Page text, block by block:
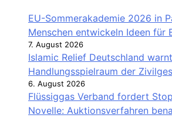
EU-Sommerakademie 2026 in
Menschen entwickeln Ideen für
7. August 2026
Islamic Relief Deutschland
Handlungsspielraum der
6. August 2026
Flüssiggas Verband fordert
Novelle: Auktionsverfahren